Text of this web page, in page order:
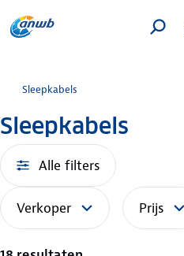
Sleepkabels
Sleepkabels
Alle filters
Verkoper Prijs